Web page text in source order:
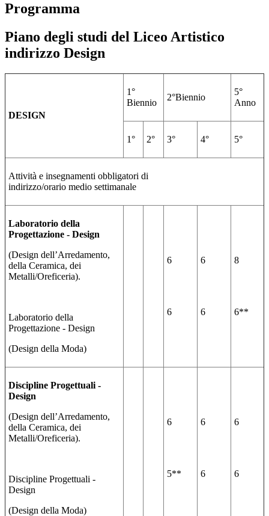
Programma
Piano degli studi del Liceo Artistico
indirizzo Design
DESIGN
1°
Biennio
2°Biennio
5°
Anno
1° 2° 3° 4° 5°
Attività e insegnamenti obbligatori di
indirizzo/orario medio settimanale
Laboratorio della
Progettazione - Design
(Design dell’Arredamento,
della Ceramica, dei
Metalli/Oreficeria).
Laboratorio della
Progettazione - Design
(Design della Moda)
6
6
6
6
8
6**
Discipline Progettuali -
Design
(Design dell’Arredamento,
della Ceramica, dei
Metalli/Oreficeria).
Discipline Progettuali -
Design
(Design della Moda)
6
5**
6
6
6
6